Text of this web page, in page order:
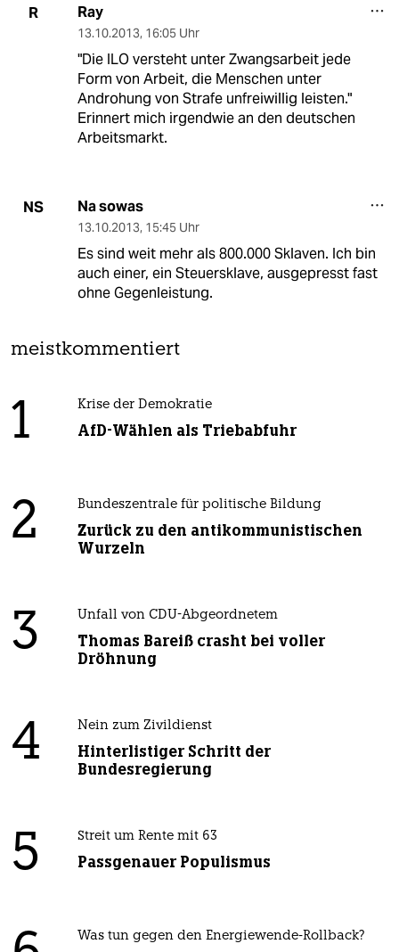
R Ray
13.10.2013, 16:05 Uhr
"Die ILO versteht unter Zwangsarbeit jede
Form von Arbeit, die Menschen unter
Androhung von Strafe unfreiwillig leisten."
Erinnert mich irgendwie an den deutschen
Arbeitsmarkt.
NS Na sowas
13.10.2013, 15:45 Uhr
Es sind weit mehr als 800.000 Sklaven. Ich bin
auch einer, ein Steuersklave, ausgepresst fast
ohne Gegenleistung.
meistkommentiert
1 Krise der Demokratie
AfD-Wählen als Triebabfuhr
2 Bundeszentrale für politische Bildung
Zurück zu den antikommunistischen
Wurzeln
3 Unfall von CDU-Abgeordnetem
Thomas Bareiß crasht bei voller
Dröhnung
4 Nein zum Zivildienst
Hinterlistiger Schritt der
Bundesregierung
5 Streit um Rente mit 63
Passgenauer Populismus
Was tun gegen den Energiewende-Rollback?